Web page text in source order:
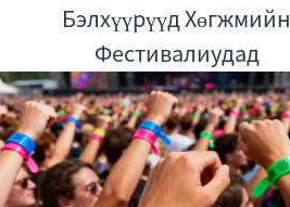
Бэлхүүрүүд Хөгжмийн
Фестивалиудад